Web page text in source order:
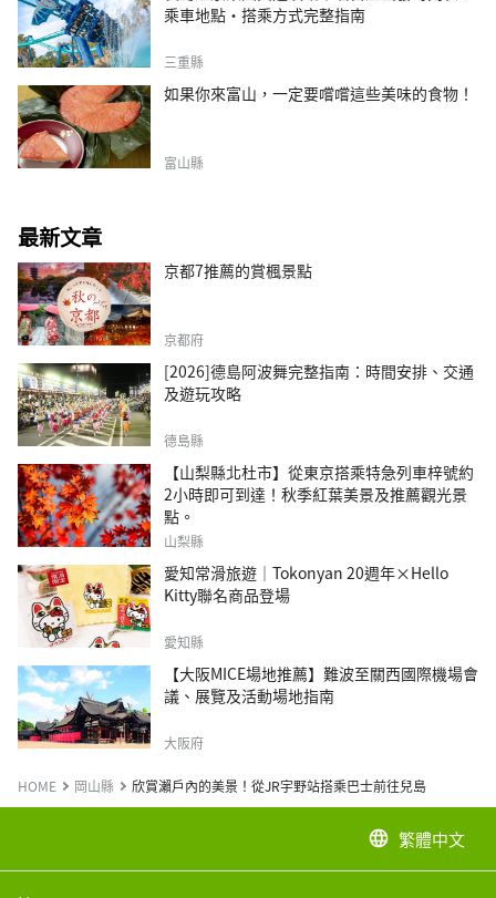
乘車地點・搭乘方式完整指南
三重縣
如果你來富山，一定要嚐嚐這些美味的食物！
富山縣
最新文章
京都7推薦的賞楓景點
京都府
[2026]德島阿波舞完整指南：時間安排、交通
及遊玩攻略
德島縣
【山梨縣北杜市】從東京搭乘特急列車梓號約
2小時即可到達！秋季紅葉美景及推薦觀光景
點。
山梨縣
愛知常滑旅遊｜Tokonyan 20週年×Hello
Kitty聯名商品登場
愛知縣
【大阪MICE場地推薦】難波至關西國際機場會
議、展覽及活動場地指南
大阪府
HOME 岡山縣 欣賞瀨戶內的美景！從JR宇野站搭乘巴士前往兒島
language 繁體中文